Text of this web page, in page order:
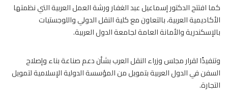
كما افتتح الدكتور إسماعيل عبد الغفار ورشة العمل العربية التي نظمتها
الأكاديمية العربية، بالتعاون مع كلية النقل الدولي واللوجستيات
بالإسكندرية والأمانة العامة لجامعة الدول العربية.
وتنفيذًا لقرار مجلس وزراء النقل العرب بشأن دعم صناعة بناء وإصلاح
السفن في الدول العربية بتمويل من المؤسسة الدولية الإسلامية لتمويل
التجارة.